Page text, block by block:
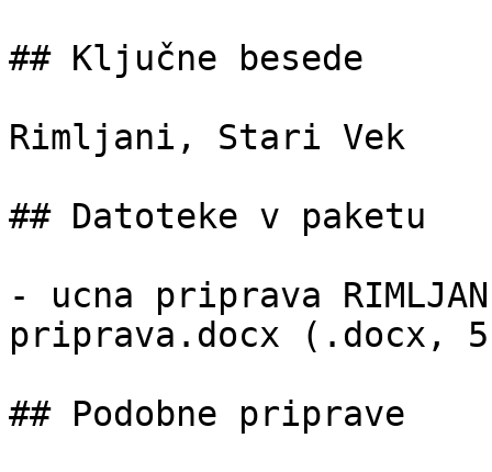
## Ključne besede
Rimljani, Stari Vek
## Datoteke v paketu
- ucna priprava
priprava.docx (.docx, 5
## Podobne priprave